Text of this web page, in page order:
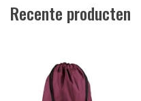
Recente producten